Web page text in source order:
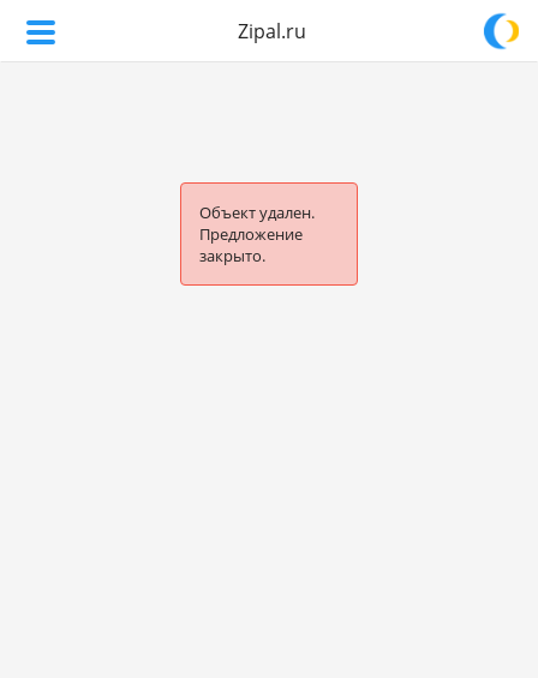
Zipal.ru
Объект удален.
Предложение
закрыто.